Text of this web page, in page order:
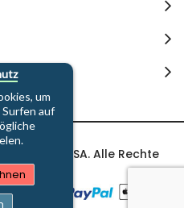
um
Surfen auf
SA. Alle Rechte